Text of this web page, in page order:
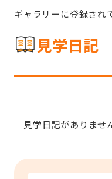
ギャラリーに登録され
見学日記
見学日記がありませ